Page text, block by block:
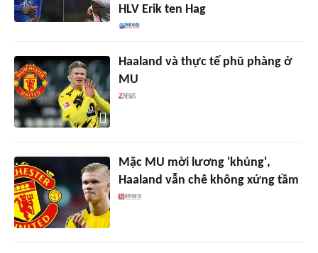
HLV Erik ten Hag
Haaland và thực tế phũ phàng ở
MU
Mặc MU mời lương 'khủng',
Haaland vẫn chê không xứng tầm